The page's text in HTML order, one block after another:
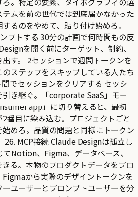
ムを前の世代では到底届かなかった
るのをやめて、貼り付け始めろ。
プトする 30分の計画で何時間もの反
を開く前にターゲット、制約、
す。 2セッションで週間トークンを
ステップをスキップしている人たち
でセッションをクリアする セッシ
引き継ぐ。「corporate SaaS」モー
app」に切り替えると、最初
番目に染み込む。プロジェクトごと
めろ。品質の問題と同様にトークン
26. MCP接続 Claude Designは孤立し
てNotion、Figma、データベース、
る。本物のプロダクトデータをプロ
Figmaから実際のデザイントークンを
ユーザーとプロンプトユーザーを分